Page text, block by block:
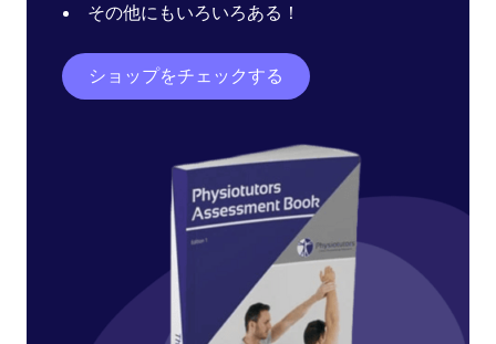
その他にもいろいろある！
ショップをチェックする